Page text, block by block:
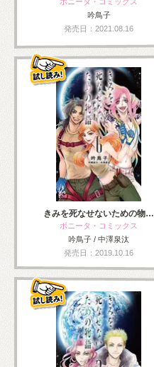
吟鳥子
発売日：2021.08.16
きみを死なせないための物…
ボニータ・コミックス
吟鳥子 / 中澤泉汰
発売日：2019.10.16